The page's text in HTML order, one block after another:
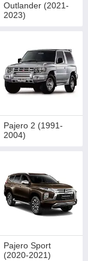
Outlander (2021-
2023)
Pajero 2 (1991-
2004)
Pajero Sport
(2020-2021)